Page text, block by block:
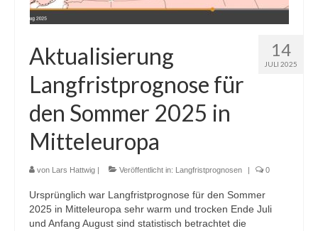
Schneehöhen
Temperaturen in der Arktis und Antarktis
Wetter Arktis Antarktis
Webcams
Glossar
14
JULI 2025
Aktualisierung
Langfristprognose für
den Sommer 2025 in
Mitteleuropa
von Lars Hattwig | Veröffentlicht in: Langfristprognosen | 0
Ursprünglich war Langfristprognose für den Sommer
2025 in Mitteleuropa sehr warm und trocken Ende Juli
und Anfang August sind statistisch betrachtet die